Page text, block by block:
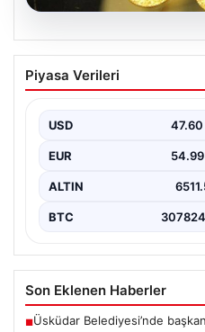
05.08.2026
Altın fiyatları canlı
fiyatları bugün ne
Piyasa Verileri
USD 47.60
EUR 54.99
ALTIN
BTC
Son Eklenen Haberler
■Üsküdar Belediyesi’nde